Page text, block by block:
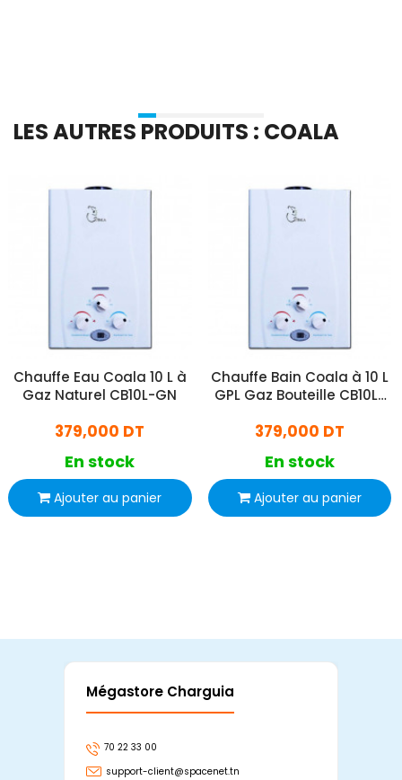
LES AUTRES PRODUITS : COALA
Chauffe Eau Coala 10 L à
Gaz Naturel CB10L-GN
379,000 DT
En stock
Ajouter au panier
Chauffe Bain Coala à 10 L
GPL Gaz Bouteille CB10L-
379,000 DT
En stock
Ajouter au panier
Mégastore Charguia
70 22 33 00
support-client@spacenet.tn